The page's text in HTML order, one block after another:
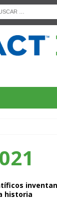
historia